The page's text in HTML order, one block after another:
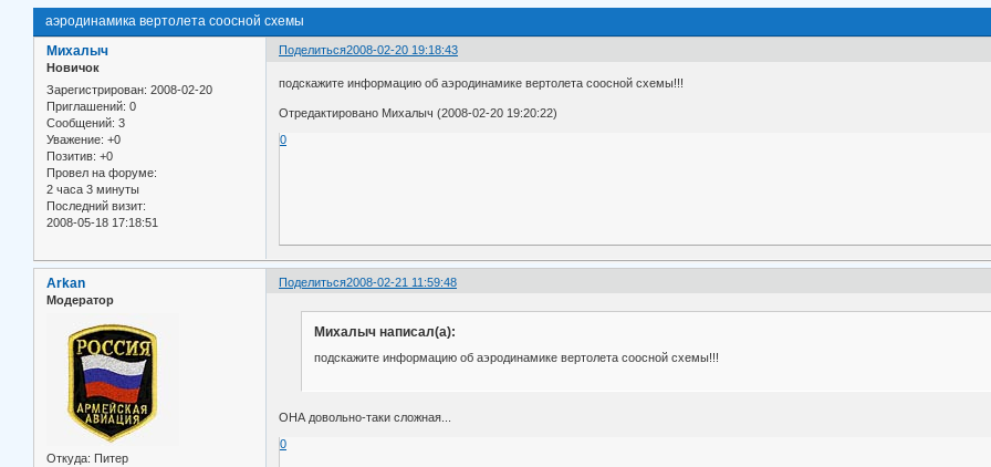
аэродинамика вертолета соосной схемы
Поделиться2008-02-20 19:18:43
Михалыч
Новичок
Зарегистрирован: 2008-02-20
Приглашений: 0
Сообщений: 3
Уважение: +0
Позитив: +0
Провел на форуме:
2 часа 3 минуты
Последний визит:
2008-05-18 17:18:51
подскажите информацию об аэродинамике вертолета соосной схемы!!!
Отредактировано Михалыч (2008-02-20 19:20:22)
0
Поделиться2008-02-21 11:59:48
Arkan
Модератор
Откуда: Питер
Михалыч написал(а):
подскажите информацию об аэродинамике вертолета соосной схемы!!!
ОНА довольно-таки сложная...
0